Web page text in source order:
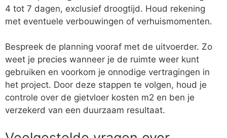
4 tot 7 dagen, exclusief droogtijd. Houd rekening
met eventuele verbouwingen of verhuismomenten.
Bespreek de planning vooraf met de uitvoerder. Zo
weet je precies wanneer je de ruimte weer kunt
gebruiken en voorkom je onnodige vertragingen in
het project. Door deze stappen te volgen, houd je
controle over de gietvloer kosten m2 en ben je
verzekerd van een duurzaam resultaat.